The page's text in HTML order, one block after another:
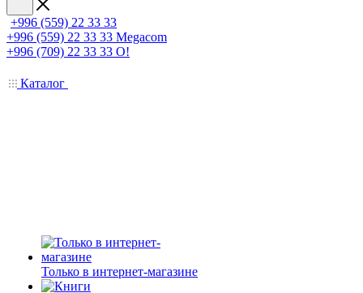
+996 (559) 22 33 33
+996 (559) 22 33 33 Megacom
+996 (709) 22 33 33 O!
Каталог
Только в интернет-магазине